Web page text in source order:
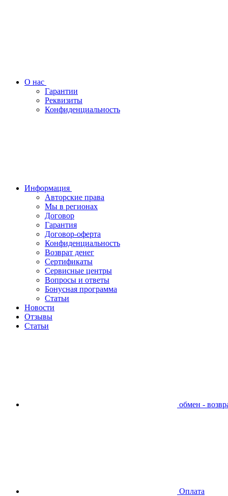
О нас
Гарантии
Реквизиты
Конфиденциальность
Информация
Авторские права
Мы в регионах
Договор
Гарантия
Договор-оферта
Конфиденциальность
Возврат денег
Сертификаты
Сервисные центры
Вопросы и ответы
Бонусная программа
Статьи
Новости
Отзывы
Статьи
обмен -
Оплата